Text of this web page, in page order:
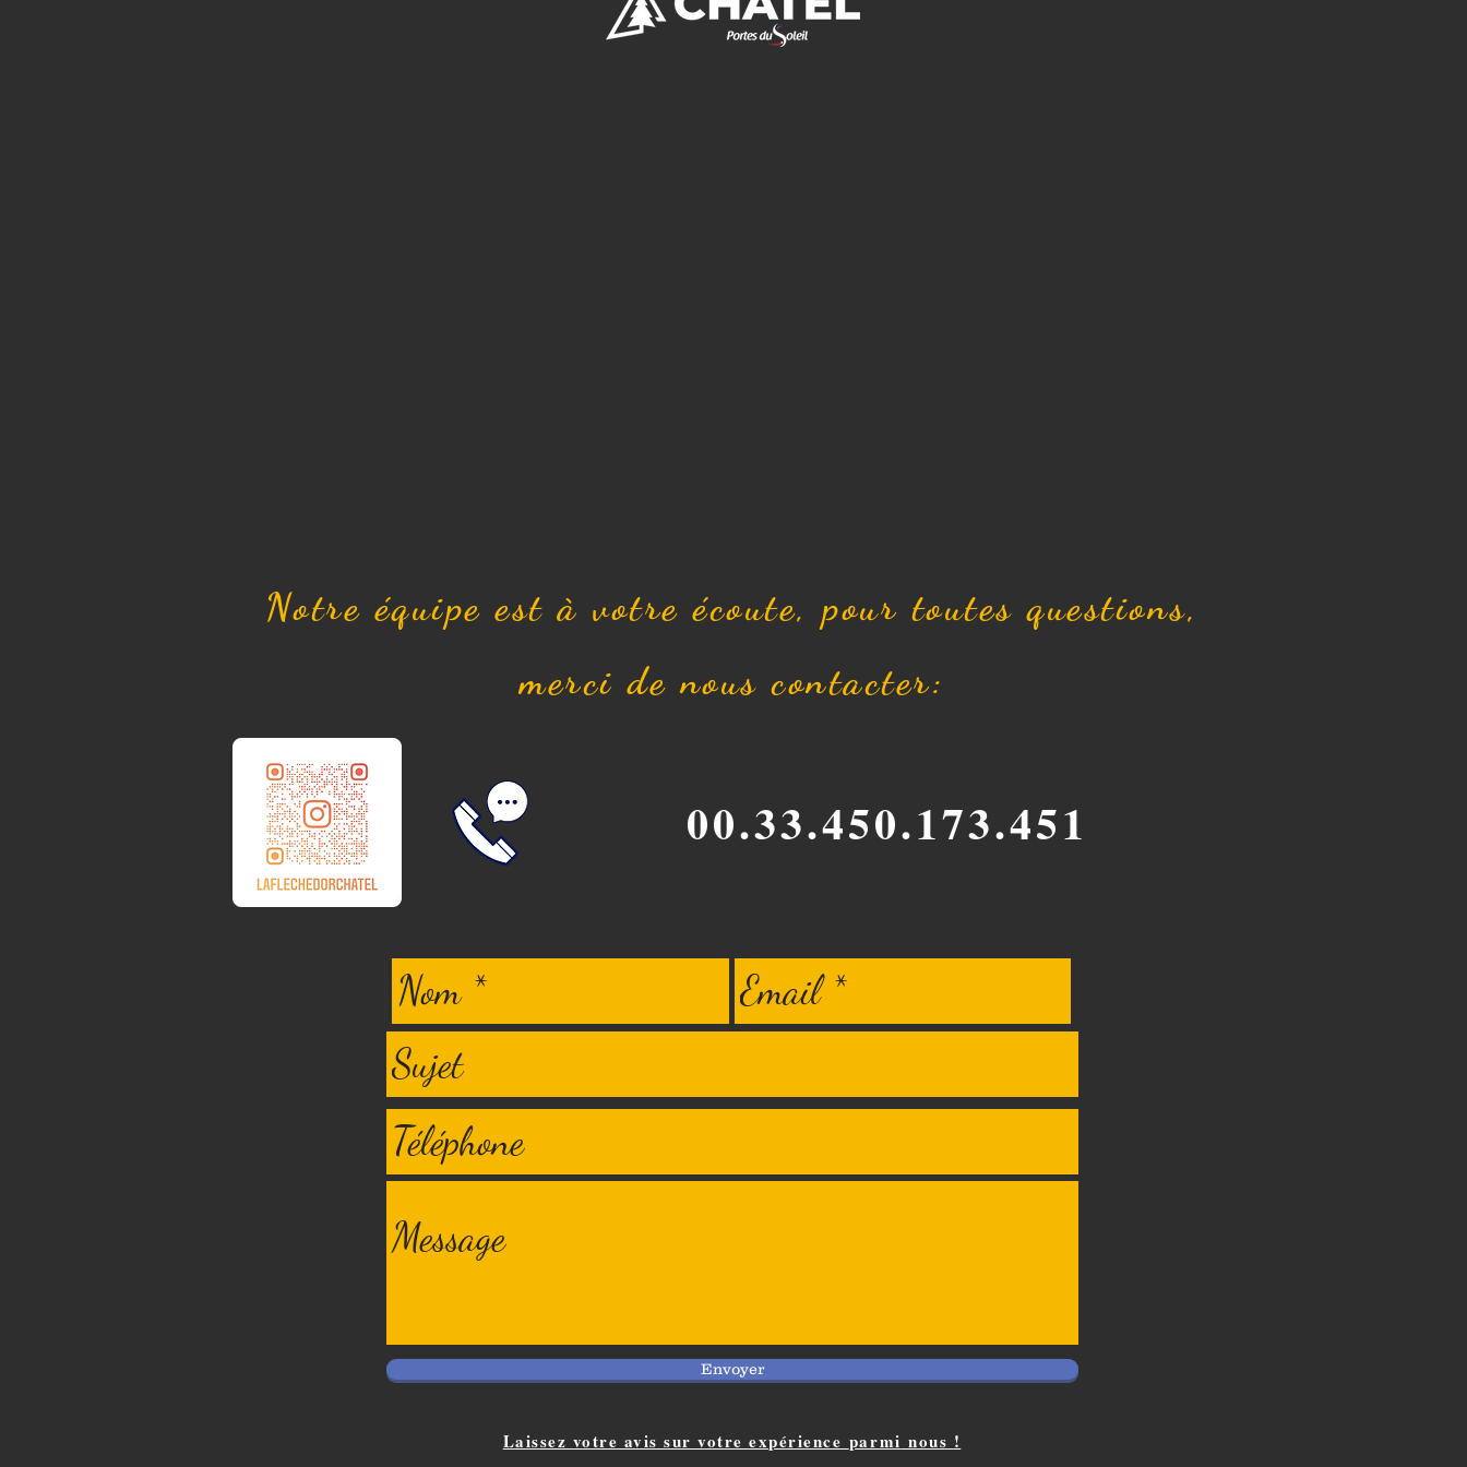
Notre équipe est à votre écoute, pour toutes questions,
merci de nous contacter:
00.33.450.173.451
Envoyer
Laissez votre avis sur votre expérience parmi nous !